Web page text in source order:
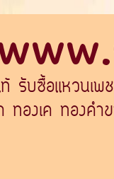
รับซื้อแหวนเพ
ทองเค ทองคำ